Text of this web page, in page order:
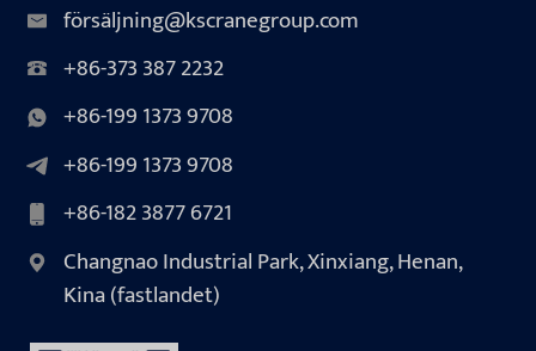
försäljning@kscranegroup.com
+86-373 387 2232
+86-199 1373 9708
+86-199 1373 9708
+86-182 3877 6721
Changnao Industrial Park, Xinxiang, Henan,
Kina (fastlandet)